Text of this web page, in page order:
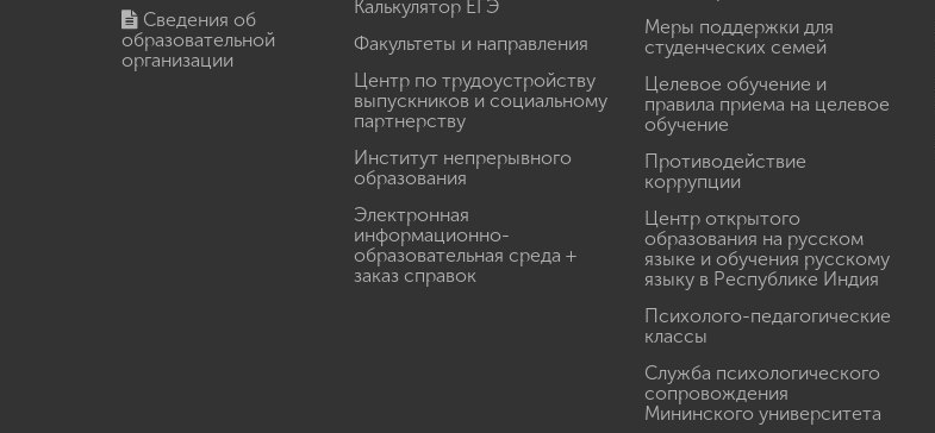
Сведения об
образовательной
организации
Калькулятор ЕГЭ
Факультеты и направления
Центр по трудоустройству
выпускников и социальному
партнерству
Институт непрерывного
образования
Электронная
информационно-
образовательная среда +
заказ справок
Меры поддержки для
студенческих семей
Целевое обучение и
правила приема на целевое
обучение
Противодействие
коррупции
Центр открытого
образования на русском
языке и обучения русскому
языку в Республике Индия
Психолого-педагогические
классы
Служба психологического
сопровождения
Мининского университета